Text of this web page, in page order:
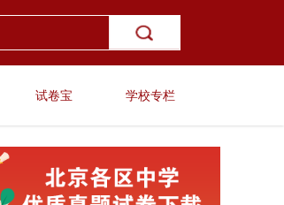
试卷宝 学校专栏